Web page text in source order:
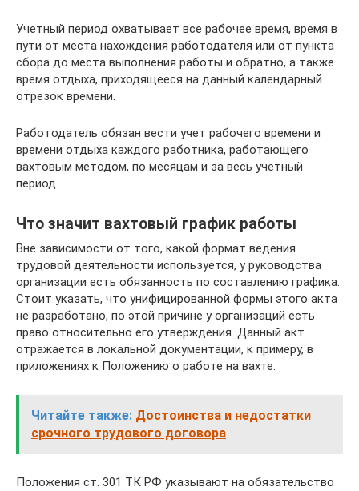
Учетный период охватывает все рабочее время, время в
пути от места нахождения работодателя или от пункта
сбора до места выполнения работы и обратно, а также
время отдыха, приходящееся на данный календарный
отрезок времени.
Работодатель обязан вести учет рабочего времени и
времени отдыха каждого работника, работающего
вахтовым методом, по месяцам и за весь учетный
период.
Что значит вахтовый график работы
Вне зависимости от того, какой формат ведения
трудовой деятельности используется, у руководства
организации есть обязанность по составлению графика.
Стоит указать, что унифицированной формы этого акта
не разработано, по этой причине у организаций есть
право относительно его утверждения. Данный акт
отражается в локальной документации, к примеру, в
приложениях к Положению о работе на вахте.
Читайте также: Достоинства и недостатки
срочного трудового договора
Положения ст. 301 ТК РФ указывают на обязательство